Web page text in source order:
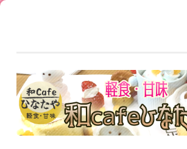
ン
ツ
へ
ス
キ
ひな
たや